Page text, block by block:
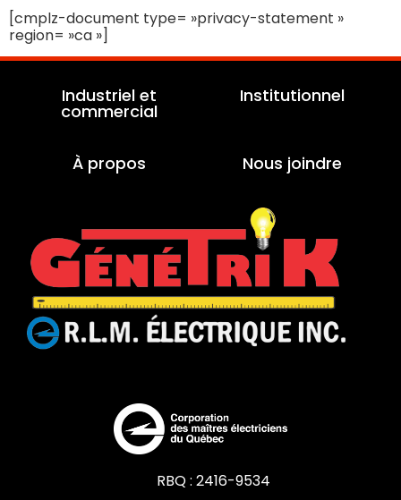
[cmplz-document type= »privacy-statement »
region= »ca »]
Industriel et
commercial
Institutionnel
À propos Nous joindre
RBQ : 2416-9534